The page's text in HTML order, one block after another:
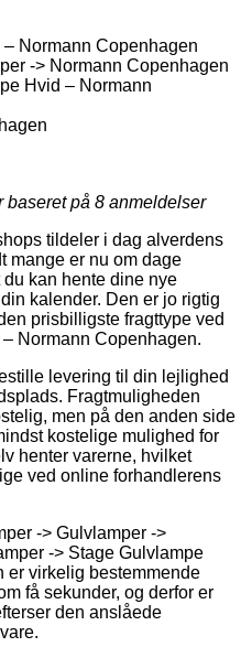
Normann Copenhagen
-> Normann Copenhagen
Hvid – Normann
baseret på 8 anmeldelser
tildeler i dag alverdens
mange er nu om dage
kan hente dine nye
kalender. Den er jo rigtig
prisbilligste fragttype ved
Normann Copenhagen.
levering til din lejlighed
Fragtmuligheden
men på den anden side
kostelige mulighed for
henter varerne, hvilket
ved online forhandlerens
-> Gulvlamper ->
-> Stage Gulvlampe
er virkelig bestemmende
få sekunder, og derfor er
den anslåede